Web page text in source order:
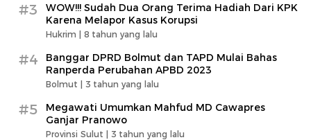
#3
WOW!!! Sudah Dua Orang Terima Hadiah Dari KPK
Karena Melapor Kasus Korupsi
Hukrim | 8 tahun yang lalu
#4
Banggar DPRD Bolmut dan TAPD Mulai Bahas
Ranperda Perubahan APBD 2023
Bolmut | 3 tahun yang lalu
#5
Megawati Umumkan Mahfud MD Cawapres
Ganjar Pranowo
Provinsi Sulut | 3 tahun yang lalu